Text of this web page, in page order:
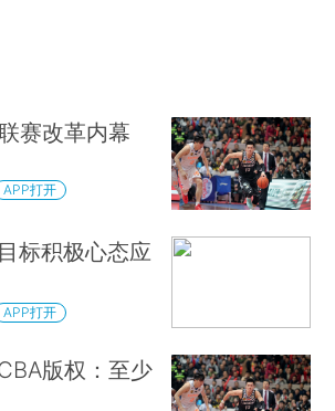
赛改革内幕
APP打开
标积极心态应
APP打开
版权：至少